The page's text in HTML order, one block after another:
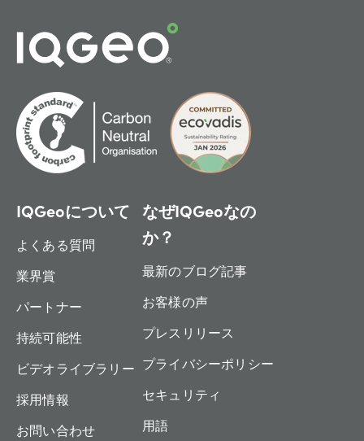
IQGeoについて
よくある質問
業界賞
パートナー
持続可能性
ビデオライブラリー
採用情報
お問い合わせ
なぜIQGeoなの
か？
最新のブログ記事
お客様の声
プレスリリース
プライバシーポリシー
セキュリティ
用語